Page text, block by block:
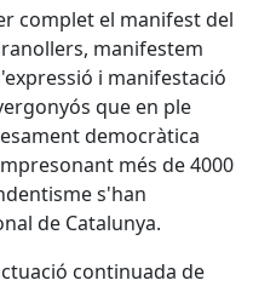
complet el manifest del
manifestem
i manifestació
que en ple
democràtica
més de 4000
s'han
de Catalunya.
continuada de